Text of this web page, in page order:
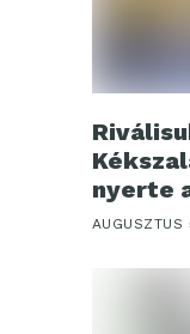
nyerte